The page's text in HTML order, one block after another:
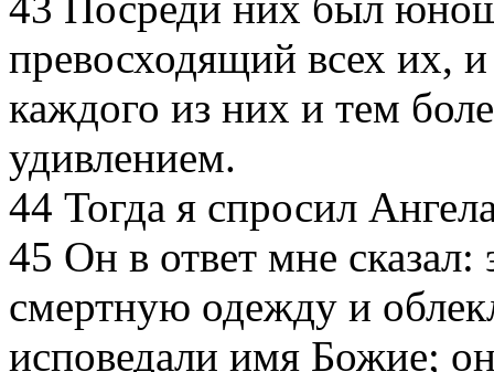
превосходящий всех их, и
каждого из них и тем
удивлением.
44 Тогда я спросил
45 Он в ответ мне
смертную одежду и
исповедали имя Божие;